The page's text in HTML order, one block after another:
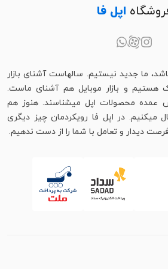
اپل فا
ما جدید نیستیم. سالهاست آشنای بازار
هستیم و بازار موبایل هم آشنای ماست.
عمده محصولات اپل میشناسند. هنوز هم
میکنیم. در اپل فا رویکردمان چیز دیگری
دیدار و تعامل با شما را از دست ندهیم.